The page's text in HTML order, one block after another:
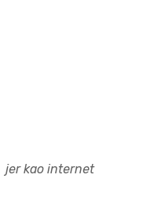
jer kao internet